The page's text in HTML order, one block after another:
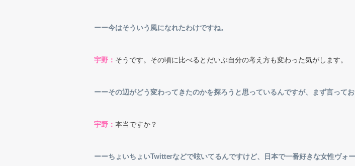
ーー今はそういう風になれたわけですね。
宇野： そうです。その頃に比べるとだいぶ自分の考え方も変わった気がします。
ーーその辺がどう変わってきたのかを探ろうと思っているんですが、まず言って
宇野： 本当ですか？
ーーちょいちょいTwitterなどで呟いてるんですけど、日本で一番好きな女性ヴォ